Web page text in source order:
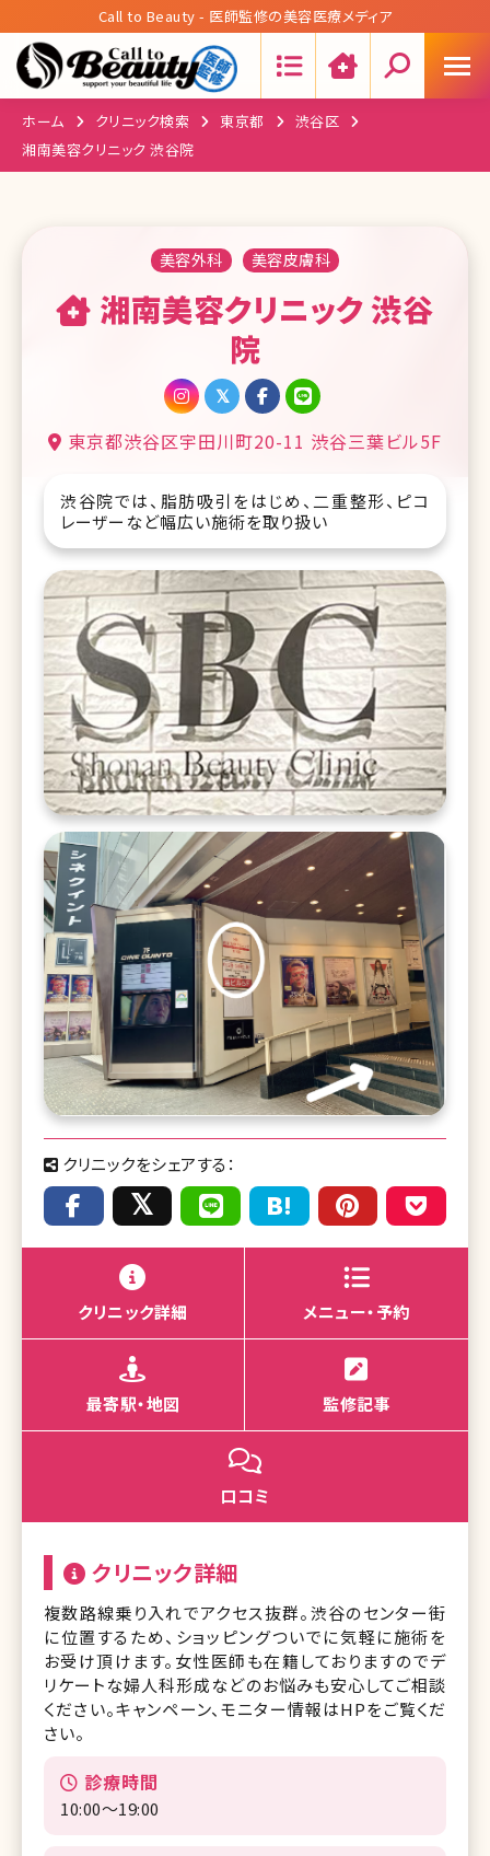
Call to Beauty - 医師監修の美容医療メディア
ホーム クリニック検索 東京都
渋谷区
湘南美容クリニック 渋谷院
美容外科 美容皮膚科
湘南美容クリニック 渋谷
院
東京都渋谷区宇田川町20-11 渋谷三葉ビル5F
渋谷院では、脂肪吸引をはじめ、二重整形、ピコ
レーザーなど幅広い施術を取り扱い
クリニックをシェアする：
クリニック詳細 メニュー・予約
最寄駅・地図 監修記事
口コミ
クリニック詳細
複数路線乗り入れでアクセス抜群。渋谷のセンター街
に位置するため、ショッピングついでに気軽に施術を
お受け頂けます。女性医師も在籍しておりますのでデ
リケートな婦人科形成などのお悩みも安心してご相談
ください。キャンペーン、モニター情報はHPをご覧くだ
さい。
診療時間
10:00～19:00